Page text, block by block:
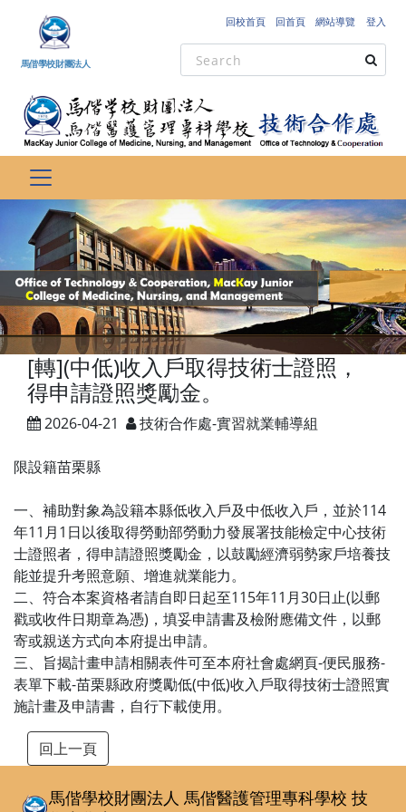
跳到主要內容
馬偕學校財團法人
回校首頁 回首頁 網站導覽 登入
[轉](中低)收入戶取得技術士證照，
得申請證照獎勵金。
2026-04-21 技術合作處-實習就業輔導組
限設籍苗栗縣
一、補助對象為設籍本縣低收入戶及中低收入戶，並於114
年11月1日以後取得勞動部勞動力發展署技能檢定中心技術
士證照者，得申請證照獎勵金，以鼓勵經濟弱勢家戶培養技
能並提升考照意願、增進就業能力。
二、符合本案資格者請自即日起至115年11月30日止(以郵
戳或收件日期章為憑)，填妥申請書及檢附應備文件，以郵
寄或親送方式向本府提出申請。
三、旨揭計畫申請相關表件可至本府社會處網頁-便民服務-
表單下載-苗栗縣政府獎勵低(中低)收入戶取得技術士證照實
施計畫及申請書，自行下載使用。
馬偕學校財團法人 馬偕醫護管理專科學校技